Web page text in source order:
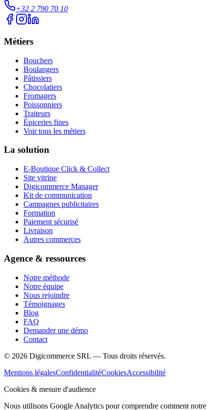
+32 2 790 70 10
Métiers
Bouchers
Boulangers
Pâtissiers
Chocolatiers
Fromagers
Poissonniers
Traiteurs
Épiceries fines
Voir tous les métiers
La solution
E-Boutique Click & Collect
Site vitrine
Digicommerce Manager
Kit de communication
Campagnes publicitaires
Formation
Paiement sécurisé
Livraison
Autres commerces
Agence & ressources
Notre méthode
Notre équipe
Nous rejoindre
Témoignages
Blog
FAQ
Demander une démo
Contact
© 2026 Digicommerce SRL — Tous droits réservés.
Mentions légalesConfidentialitéCookiesAccessibilité
Cookies & mesure d'audience
Nous utilisons Google Analytics pour comprendre comment notre